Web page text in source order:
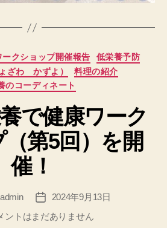
カ
テ
ゴ
リ
ー
クショップ開催報告
低栄養予防
ざわ かずよ）
料理の紹介
のコーディネート
で健康ワーク
第5回）を開
催！
admin
投
稿
日
2024年9月13日
ントはまだありません